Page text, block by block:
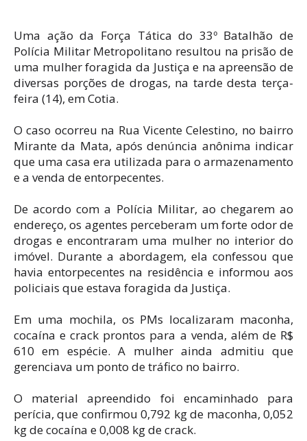
Uma ação da Força Tática do 33º Batalhão de
Polícia Militar Metropolitano resultou na prisão de
uma mulher foragida da Justiça e na apreensão de
diversas porções de drogas, na tarde desta terça-
feira (14), em Cotia.
O caso ocorreu na Rua Vicente Celestino, no bairro
Mirante da Mata, após denúncia anônima indicar
que uma casa era utilizada para o armazenamento
e a venda de entorpecentes.
De acordo com a Polícia Militar, ao chegarem ao
endereço, os agentes perceberam um forte odor de
drogas e encontraram uma mulher no interior do
imóvel. Durante a abordagem, ela confessou que
havia entorpecentes na residência e informou aos
policiais que estava foragida da Justiça.
Em uma mochila, os PMs localizaram maconha,
cocaína e crack prontos para a venda, além de R$
610 em espécie. A mulher ainda admitiu que
gerenciava um ponto de tráfico no bairro.
O material apreendido foi encaminhado para
perícia, que confirmou 0,792 kg de maconha, 0,052
kg de cocaína e 0,008 kg de crack.